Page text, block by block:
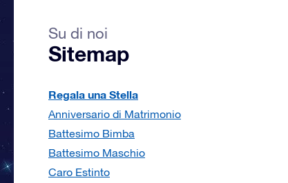
Su di noi
Sitemap
Regala una Stella
Anniversario di Matrimonio
Battesimo Bimba
Battesimo Maschio
Caro Estinto